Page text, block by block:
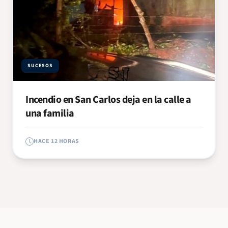
SUCESOS
Incendio en San Carlos deja en la calle a
una familia
HACE 12 HORAS